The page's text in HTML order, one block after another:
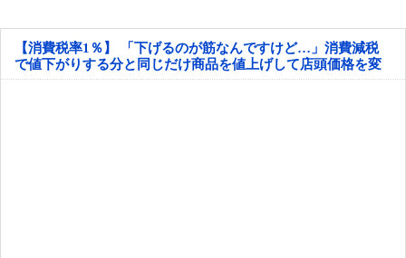
【消費税率1％】 「下げるのが筋なんですけど…」消費減税
で値下がりする分と同じだけ商品を値上げして店頭価格を変
えない店も